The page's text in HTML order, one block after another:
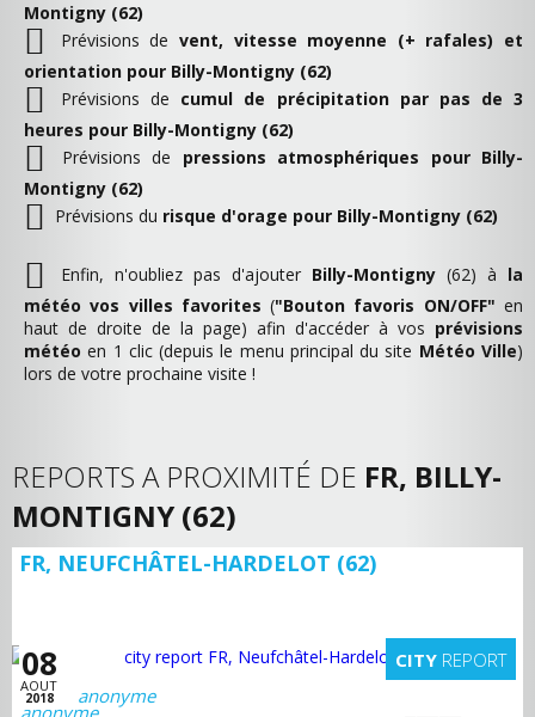
Montigny (62)
Prévisions de vent, vitesse moyenne (+ rafales) et
orientation pour Billy-Montigny (62)
Prévisions de cumul de précipitation par pas de 3
heures pour Billy-Montigny (62)
Prévisions de pressions atmosphériques pour Billy-
Montigny (62)
Prévisions du risque d'orage pour Billy-Montigny (62)
Enfin, n'oubliez pas d'ajouter Billy-Montigny (62) à la
météo vos villes favorites ("Bouton favoris ON/OFF" en
haut de droite de la page) afin d'accéder à vos prévisions
météo en 1 clic (depuis le menu principal du site Météo Ville)
lors de votre prochaine visite !
REPORTS A PROXIMITÉ DE FR, BILLY-
MONTIGNY (62)
FR, NEUFCHÂTEL-HARDELOT (62)
08
AOUT
2018
CITY REPORT
anonyme